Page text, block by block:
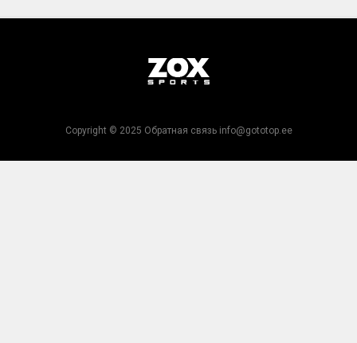
Copyright © 2025 Обратная связь info@gototop.ee